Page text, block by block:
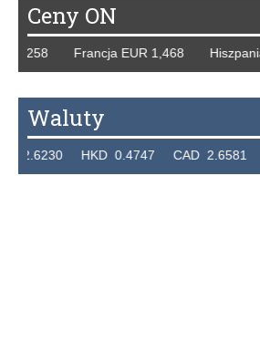
Ceny ON
Francja EUR 1,468 Hiszpania
Waluty
HKD 0.4747 CAD 2.6581 NZD